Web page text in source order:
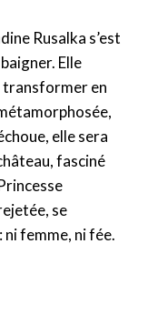
Rusalka s’est
Elle
transformer en
elle sera
fasciné
se
femme, ni fée.